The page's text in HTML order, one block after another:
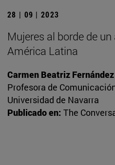
28 | 09 | 2023
Mujeres al borde de
América Latina
Carmen Beatriz Fernández
Profesora de
Universidad de Navarra
Publicado en: The